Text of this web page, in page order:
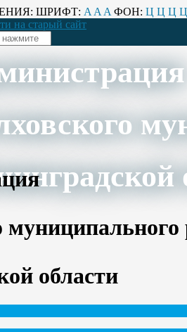
ШРИФТ: A A A ФОН: Ц Ц Ц Ц
на старый сайт
муниципального
области